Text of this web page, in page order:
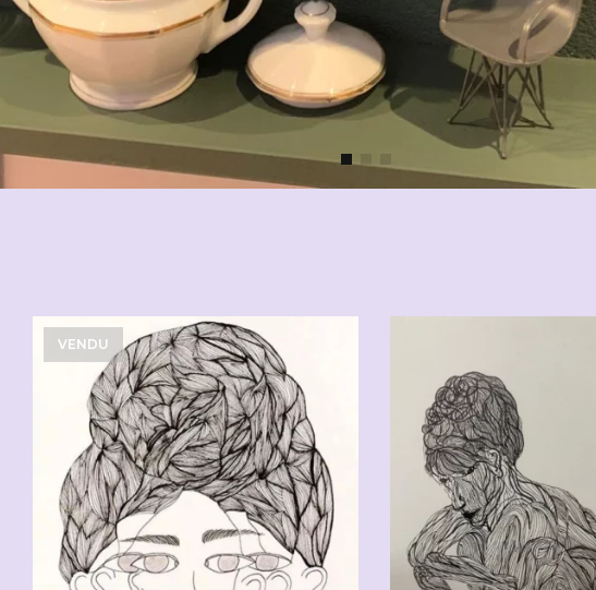
VENDU